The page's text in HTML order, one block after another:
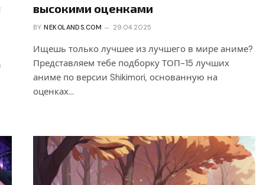
высокими оценками
BY NEKOLANDS.COM 29.04.2025
Ищешь только лучшее из лучшего в мире аниме?
Представляем тебе подборку ТОП-15 лучших
аниме по версии Shikimori, основанную на
оценках…